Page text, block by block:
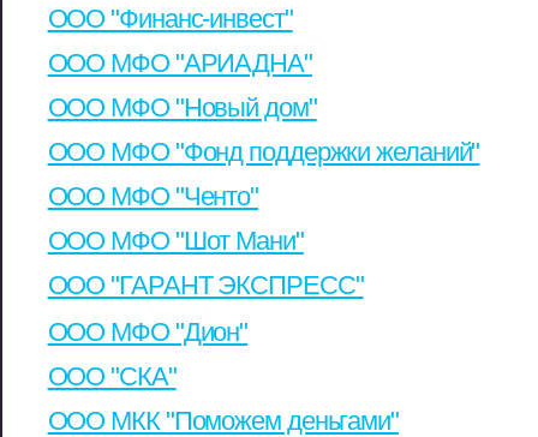
ООО "Финанс-инвест"
ООО МФО "АРИАДНА"
ООО МФО "Новый дом"
ООО МФО "Фонд поддержки желаний"
ООО МФО "Ченто"
ООО МФО "Шот Мани"
ООО "ГАРАНТ ЭКСПРЕСС"
ООО МФО "Дион"
ООО "СКА"
ООО МКК "Поможем деньгами"